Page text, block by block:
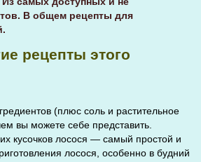
В общем рецепты для
рецепты этого
(плюс соль и растительное
вы можете себе представить.
кусочков лосося — самый простой и
лосося, особенно в будний